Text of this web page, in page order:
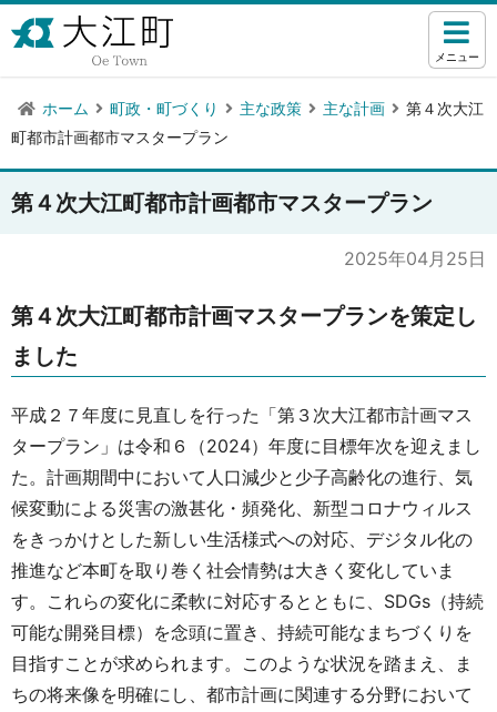
メニュー
ホーム 町政・町づくり 主な政策 主な計画
第４次大江
町都市計画都市マスタープラン
第４次大江町都市計画都市マスタープラン
2025年04月25日
第４次大江町都市計画マスタープランを策定し
ました
平成２７年度に見直しを行った「第３次大江都市計画マス
タープラン」は令和６（2024）年度に目標年次を迎えまし
た。計画期間中において人口減少と少子高齢化の進行、気
候変動による災害の激甚化・頻発化、新型コロナウィルス
をきっかけとした新しい生活様式への対応、デジタル化の
推進など本町を取り巻く社会情勢は大きく変化していま
す。これらの変化に柔軟に対応するとともに、SDGs（持続
可能な開発目標）を念頭に置き、持続可能なまちづくりを
目指すことが求められます。このような状況を踏まえ、ま
ちの将来像を明確にし、都市計画に関連する分野において